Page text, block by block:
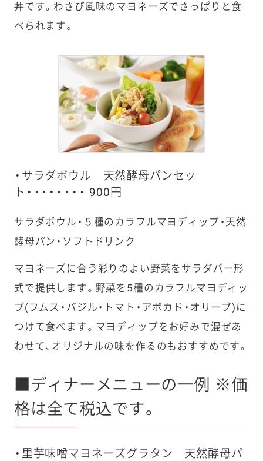
丼です。わさび風味のマヨネーズでさっぱりと食
べられます。
・サラダボウル 天然酵母パンセッ
ト・・・・・・・・ 900円
サラダボウル・５種のカラフルマヨディップ・天然
酵母パン・ソフトドリンク
マヨネーズに合う彩りのよい野菜をサラダバー形
式で提供します。野菜を5種のカラフルマヨディッ
プ(フムス・バジル・トマト・アボカド・オリーブ)に
つけて食べます。マヨディップをお好みで混ぜあ
わせて、オリジナルの味を作るのもおすすめです。
■ディナーメニューの一例 ※価
格は全て税込です。
・里芋味噌マヨネーズグラタン 天然酵母パ